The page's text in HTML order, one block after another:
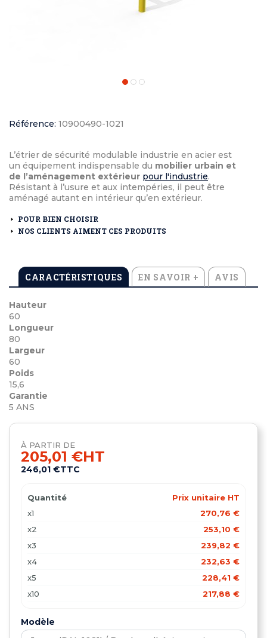
Référence: 10900490-1021
L’étrier de sécurité modulable industrie en acier est
un équipement indispensable du mobilier urbain et
de l’aménagement extérieur pour l'industrie.
Résistant à l’usure et aux intempéries, il peut être
aménagé autant en intérieur qu’en extérieur.
POUR BIEN CHOISIR
NOS CLIENTS AIMENT CES PRODUITS
CARACTÉRISTIQUES EN SAVOIR + AVIS
Hauteur
60
Longueur
80
Largeur
60
Poids
15,6
Garantie
5 ANS
À PARTIR DE
205,01 €HT
246,01 €TTC
Quantité
Prix unitaire HT
x1
270,76 €
x2
253,10 €
x3
239,82 €
x4
232,63 €
x5
228,41 €
x10
217,88 €
x20
Modèle